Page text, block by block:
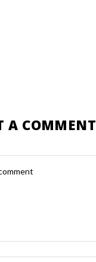
A COMMENT